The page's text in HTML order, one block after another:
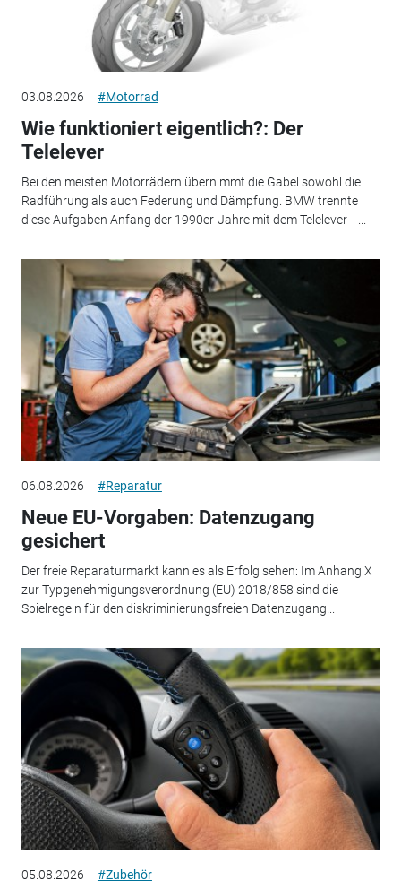
03.08.2026 #Motorrad
Wie funktioniert eigentlich?: Der
Telelever
Bei den meisten Motorrädern übernimmt die Gabel sowohl die
Radführung als auch Federung und Dämpfung. BMW trennte
diese Aufgaben Anfang der 1990er-Jahre mit dem Telelever –...
06.08.2026 #Reparatur
Neue EU-Vorgaben: Datenzugang
gesichert
Der freie Reparaturmarkt kann es als Erfolg sehen: Im Anhang X
zur Typgenehmigungsverordnung (EU) 2018/858 sind die
Spielregeln für den diskriminierungsfreien Datenzugang...
05.08.2026 #Zubehör